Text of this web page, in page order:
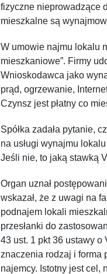
fizyczne nieprowadzące
mieszkalne są
W umowie najmu lokalu
mieszkaniowe”. Firmy
Wnioskodawca jako
prąd, ogrzewanie,
Czynsz jest płatny co
Spółka zadała pytanie,
na usługi wynajmu
Jeśli nie, to jaką stawką
Organ uznał
wskazał, że z uwagi na
podnajem lokali
przesłanki do
43 ust. 1 pkt 36 ustawy o
znaczenia rodzaj i forma
najemcy. Istotny jest cel,